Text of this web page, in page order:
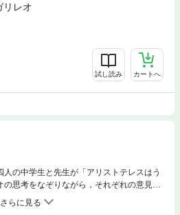
リレオ
試し読み カートへ
の中学生と先生が「アリストテレスはう
の思考をなぞりながら，それぞれの意見を
すすめていく楽しさを再現．科学教育を変
授業の原点となった討論の記録．シリーズ